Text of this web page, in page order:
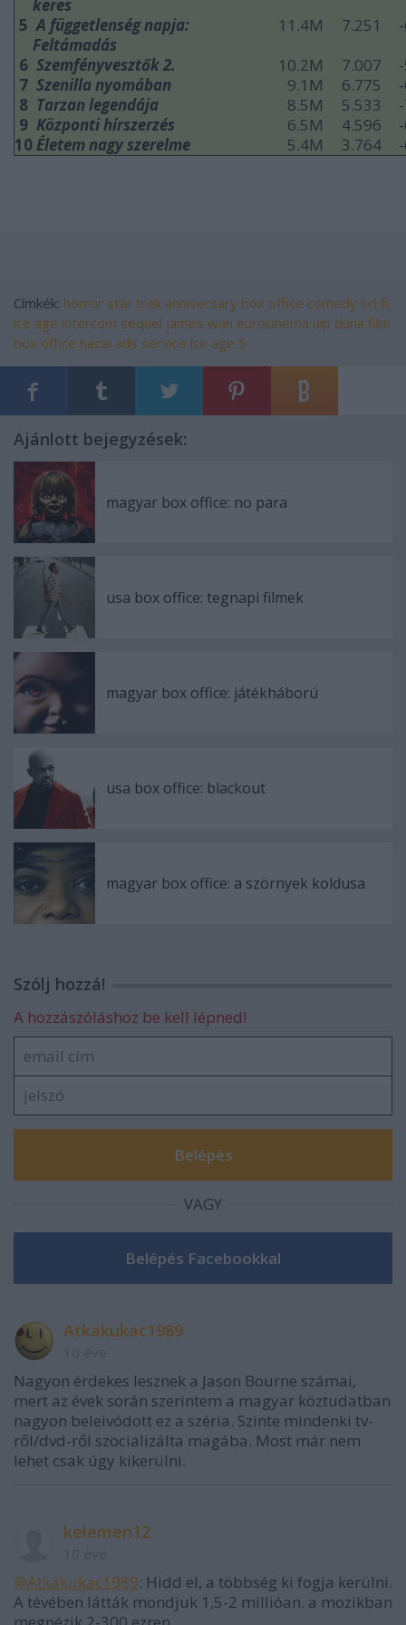
keres
5 A függetlenség napja:
Feltámadás
11.4M 7.251
6 Szemfényvesztők 2. 10.2M 7.007
7 Szenilla nyomában 9.1M 6.775
8 Tarzan legendája 8.5M 5.533
9 Központi hírszerzés 6.5M 4.596
10 Életem nagy szerelme 5.4M 3.764
Címkék: horror star trek anniversary box office comedy sci fi
ice age intercom sequel james wan eurocinema uip duna film
box office hazai ads service ice age 5
Ajánlott bejegyzések:
magyar box office: no para
usa box office: tegnapi filmek
magyar box office: játékháború
usa box office: blackout
magyar box office: a szörnyek koldusa
Szólj hozzá!
A hozzászóláshoz be kell lépned!
VAGY
Atkakukac1989
Nagyon érdekes lesznek a Jason Bourne számai,
mert az évek során szerintem a magyar köztudatban
nagyon beleivódott ez a széria. Szinte mindenki tv-
ről/dvd-ről szocializálta magába. Most már nem
lehet csak úgy kikerülni.
kelemen12
@Atkakukac1989: Hidd el, a többség ki fogja kerülni.
A tévében látták mondjuk 1,5-2 millióan. a mozikban